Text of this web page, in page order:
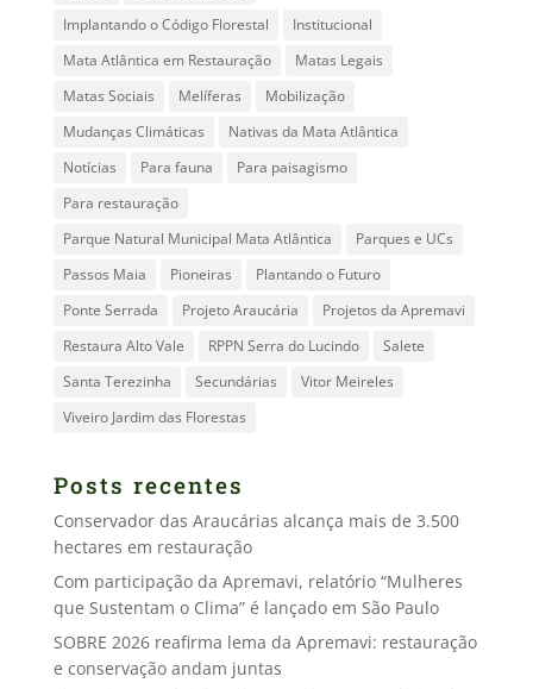
Implantando o Código Florestal
Institucional
Mata Atlântica em Restauração
Matas Legais
Matas Sociais
Melíferas
Mobilização
Mudanças Climáticas
Nativas da Mata Atlântica
Notícias
Para fauna
Para paisagismo
Para restauração
Parque Natural Municipal Mata Atlântica
Parques e UCs
Passos Maia
Pioneiras
Plantando o Futuro
Ponte Serrada
Projeto Araucária
Projetos da Apremavi
Restaura Alto Vale
RPPN Serra do Lucindo
Salete
Santa Terezinha
Secundárias
Vitor Meireles
Viveiro Jardim das Florestas
Posts recentes
Conservador das Araucárias alcança mais de 3.500
hectares em restauração
Com participação da Apremavi, relatório “Mulheres
que Sustentam o Clima” é lançado em São Paulo
SOBRE 2026 reafirma lema da Apremavi: restauração
e conservação andam juntas